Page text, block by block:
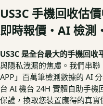
US3C 手機回收估
即時報價・AI 檢測
US3C 是全台最大的手機回收
與隱私洩漏的焦慮。我們串
APP」百萬筆檢測數據的 AI
台 AI 機台 24H 實體自助手
保護，換取您裝置應得的真實